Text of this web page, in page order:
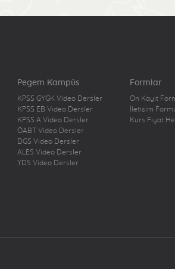
Pegem Kampüs
KPSS GYGK Video Dersler
KPSS EB Video Dersler
KPSS A Video Dersler
ÖABT Video Dersler
DGS Video Dersler
ALES Video Dersler
YDS Video Dersler
Formlar
Ön Kayıt
İletişim
Kurs Fiyat